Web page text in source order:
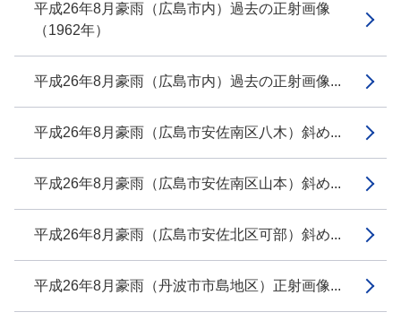
平成26年8月豪雨（広島市内）過去の正射画像
（1962年）
平成26年8月豪雨（広島市内）過去の正射画像...
平成26年8月豪雨（広島市安佐南区八木）斜め...
平成26年8月豪雨（広島市安佐南区山本）斜め...
平成26年8月豪雨（広島市安佐北区可部）斜め...
平成26年8月豪雨（丹波市市島地区）正射画像...